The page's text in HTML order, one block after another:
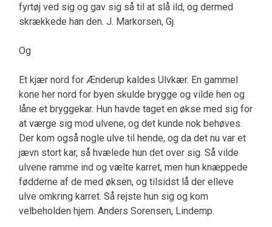
fyrtøj ved sig og gav sig så til at slå ild, og dermed
skrækkede han den. J. Markorsen, Gj.
Og
Et kjær nord for Ænderup kaldes Ulvkær. En gammel
kone her nord for byen skulde brygge og vilde hen og
låne et bryggekar. Hun havde taget en økse med sig for
at værge sig mod ulvene, og det kunde nok behøves.
Der kom også nogle ulve til hende, og da det nu var et
jævn stort kar, så hvælede hun det over sig. Så vilde
ulvene ramme ind og vælte karret, men hun knæppede
fødderne af de med øksen, og tilsidst lå der elleve
ulve omkring karret. Så rejste hun sig og kom
velbeholden hjem. Anders Sorensen, Lindemp.